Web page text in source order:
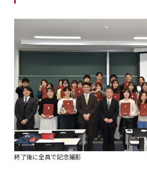
終了後に全員で記念撮影